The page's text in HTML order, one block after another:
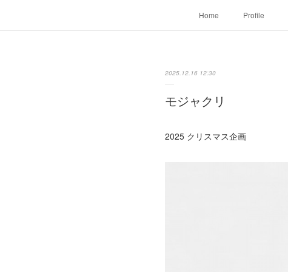
Home Profile
2025.12.16 12:30
モジャクリ
2025 クリスマス企画